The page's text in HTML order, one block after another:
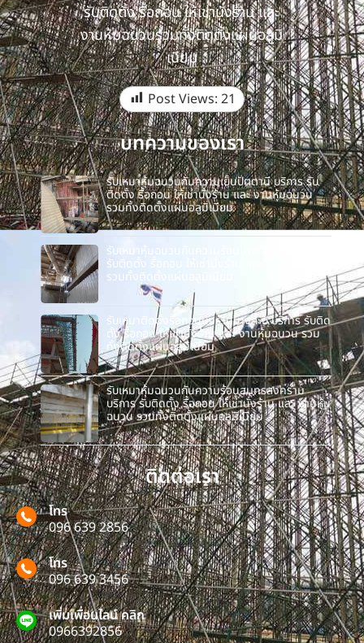
รับติดตั้ง รื้อถอน ให้เช่านั่งร้าน และ
งานหุ้มฉนวนรวมทั้งติดตั้งแผ่นอลูมิ
เนียม
Post Views: 21
บทความของเรา
รับเหมาหุ้มฉนวนกันความเย็นปัตตานี บริการ รับ
ติดตั้ง รื้อถอน ให้เช่านั่งร้าน และ งานหุ้มฉนวน
รวมทั้งติดตั้งแผ่นอลูมิเนียม
รับเหมาหุ้มฉนวนกันความร้อนบางกอกน้อย บริการ
รับติดตั้ง รื้อถอน ให้เช่านั่งร้าน และ งานหุ้มฉนวน
รวมทั้งติดตั้งแผ่นอลูมิเนียม
รับเหมาติดตั้งรื้อถอนนั่งร้านบางกะปิ บริการ รับติด
ตั้ง รื้อถอน ให้เช่านั่งร้าน และ งานหุ้มฉนวน รวม
ทั้งติดตั้งแผ่นอลูมิเนียม
รับเหมาหุ้มฉนวนกันความร้อนสมุทรสงคราม
บริการ รับติดตั้ง รื้อถอน ให้เช่านั่งร้าน และ งานหุ้ม
ฉนวน รวมทั้งติดตั้งแผ่นอลูมิเนียม
ติดต่อเรา
โทร
096 639 2856
โทร
096 639 3456
เพิ่มเพื่อนไลน์ คลิก
0966392856